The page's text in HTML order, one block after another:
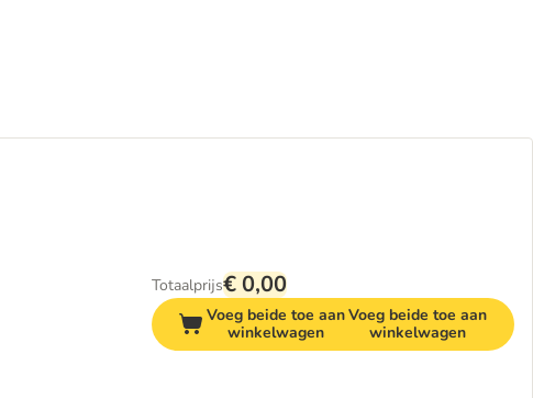
Totaalprijs€ 0,00
Voeg beide toe aan
winkelwagen
Voeg beide toe aan
winkelwagen